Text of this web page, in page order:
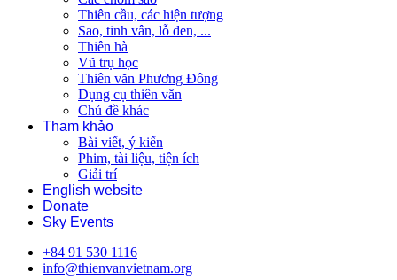
Thiên cầu, các hiện tượng
Sao, tinh vân, lỗ đen, ...
Thiên hà
Vũ trụ học
Thiên văn Phương Đông
Dụng cụ thiên văn
Chủ đề khác
Tham khảo
Bài viết, ý kiến
Phim, tài liệu, tiện ích
Giải trí
English website
Donate
Sky Events
+84 91 530 1116
info@thienvanvietnam.org